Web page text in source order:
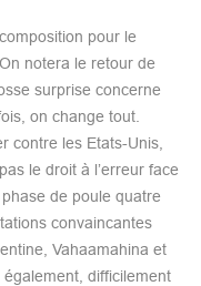
pour le
notera le retour de
surprise concerne
on change tout.
contre les Etats-Unis,
le droit à l’erreur face
de poule quatre
convaincantes
Vahaamahina et
difficilement